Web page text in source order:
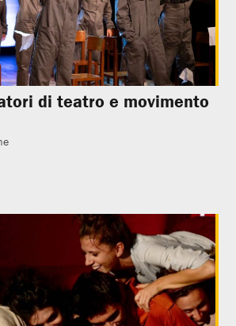
di teatro e movimento